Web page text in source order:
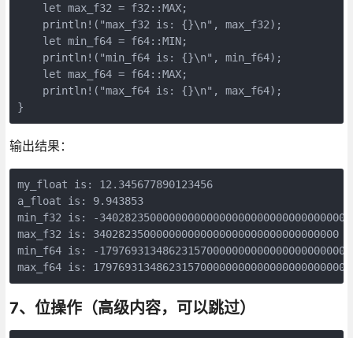
    let max_f32 = f32::MAX;
    println!("max_f32 is: {}\n", max_f32);
    let min_f64 = f64::MIN;
    println!("min_f64 is: {}\n", min_f64);
    let max_f64 = f64::MAX;
    println!("max_f64 is: {}\n", max_f64);
输出结果：
my_float is: 12.345677890123456
a_float is: 9.943853
min_f32 is: -340282350000000000000000000000000000000
max_f32 is: 340282350000000000000000000000000000000
min_f64 is: -
7、位操作（高级内容，可以跳过）